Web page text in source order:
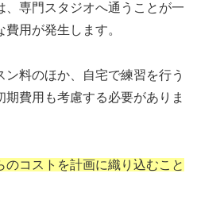
、専門スタジオへ通うことが一
用が発生します。
ン料のほか、自宅で練習を行う
費用も考慮する必要がありま
コストを計画に織り込むこと